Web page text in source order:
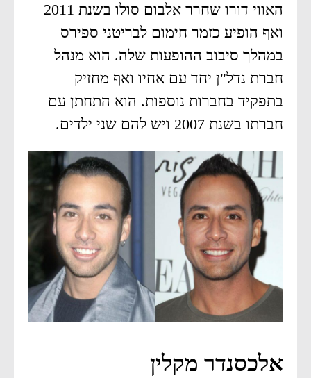
האווי דורו שחרר אלבום סולו בשנת 2011
ואף הופיע כזמר חימום לבריטני ספירס
במהלך סיבוב ההופעות שלה. הוא מנהל
חברת נדל"ן יחד עם אחיו ואף מחזיק
בתפקיד בחברות נוספות. הוא התחתן עם
חברתו בשנת 2007 ויש להם שני ילדים.
אלכסנדר מקלין